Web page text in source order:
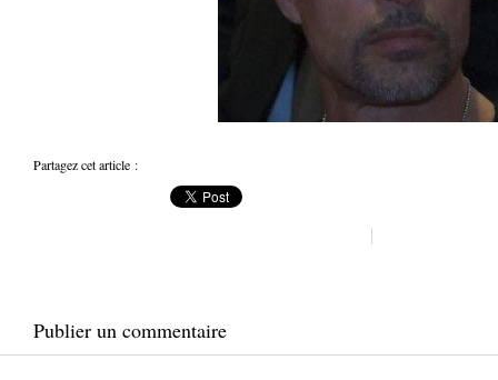
Partagez cet article :
Publier un commentaire